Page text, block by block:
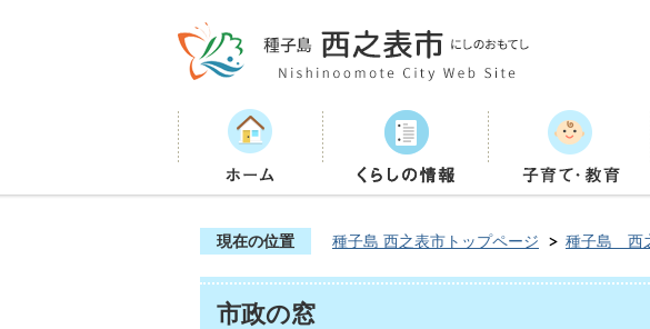
現在の位置 種子島 西之表市トップページ 種子島 西
市政の窓